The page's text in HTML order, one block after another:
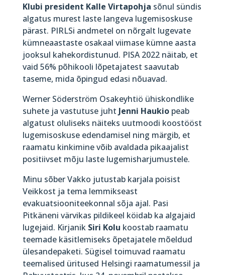
Klubi president Kalle Virtapohja sõnul sündis
algatus murest laste langeva lugemisoskuse
pärast. PIRLSi andmetel on nõrgalt lugevate
kümneaastaste osakaal viimase kümne aasta
jooksul kahekordistunud. PISA 2022 näitab, et
vaid 56% põhikooli lõpetajatest saavutab
taseme, mida õpingud edasi nõuavad.
Werner Söderström Osakeyhtiö ühiskondlike
suhete ja vastutuse juht Jenni Haukiopeab
algatust oluliseks näiteks uutmoodi koostööst
lugemisoskuse edendamisel ning märgib, et
raamatu kinkimine võib avaldada pikaajalist
positiivset mõju laste lugemisharjumustele.
Minu sõber Vakko jutustab karjala poisist
Veikkost ja tema lemmikseast
evakuatsiooniteekonnal sõja ajal. Pasi
Pitkäneni värvikas pildikeel köidab ka algajaid
lugejaid. Kirjanik Siri Kolu koostab raamatu
teemade käsitlemiseks õpetajatele mõeldud
ülesandepaketi. Sügisel toimuvad raamatu
teemalised üritused Helsingi raamatumessil ja